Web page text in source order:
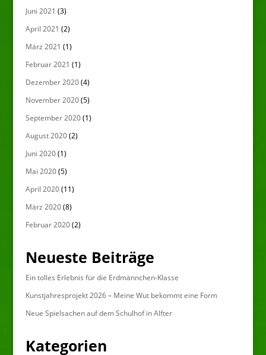
Juni 2021 (3)
April 2021 (2)
März 2021 (1)
Februar 2021 (1)
Dezember 2020(4)
November 2020(5)
September 2020(1)
August 2020(2)
Juni 2020(1)
Mai 2020(5)
April 2020(11)
März 2020(8)
Februar 2020(2)
Neueste Beiträge
Ein tolles Erlebnis für die Erdmännchen-Klasse
Kunstjahresprojekt 2026 – Meine Wut bekommt eine Form
Neue Spielsachen auf dem Schulhof in Alfter
Kategorien